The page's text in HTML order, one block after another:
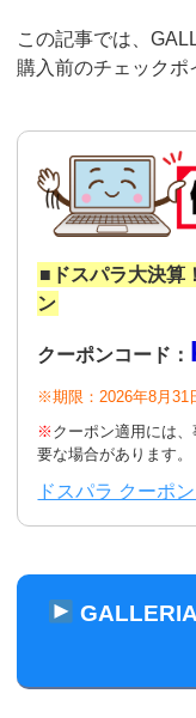
この記事では、
購入前のチェックポ
■ドスパラ大決算
ン
クーポンコード：
※期限：2026年8月31
※ クーポン適用には
要な場合があります。
ドスパラ クーポ